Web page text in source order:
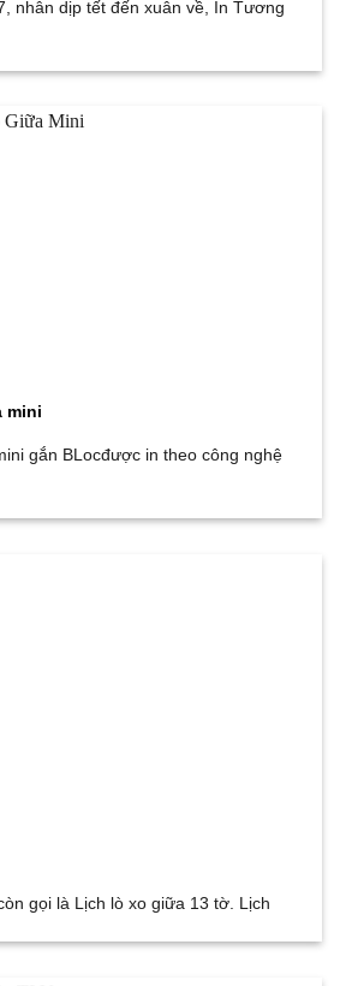
nhân dịp tết đến xuân về, In Tương
mini
gắn BLocđược in theo công nghệ
gọi là Lịch lò xo giữa 13 tờ. Lịch